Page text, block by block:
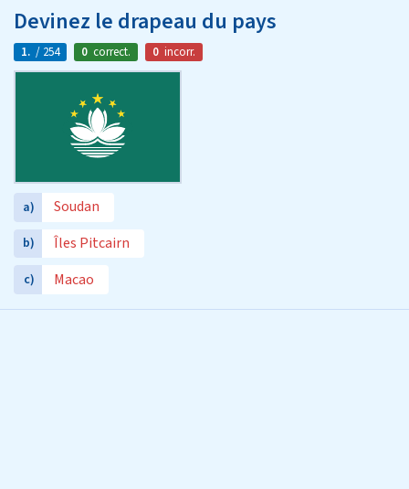
Devinez le drapeau du pays
1. / 254 0 correct. 0 incorr.
a) Soudan
b) Îles Pitcairn
c) Macao